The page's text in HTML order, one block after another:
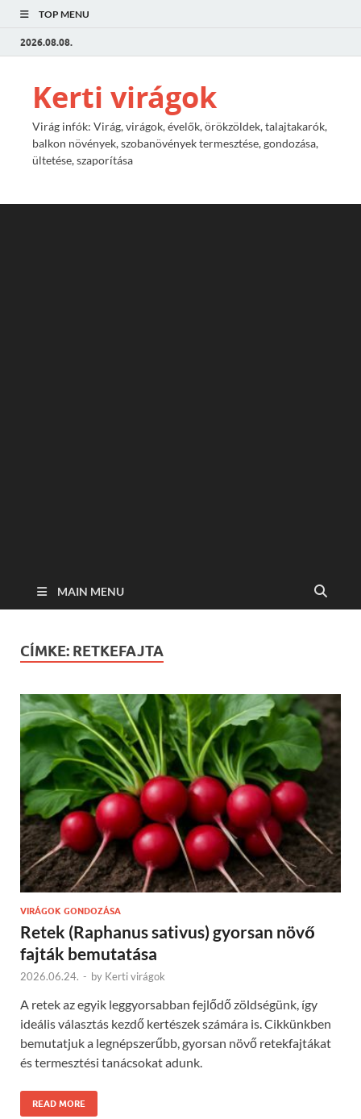
TOP MENU
2026.08.08.
Kerti virágok
Virág infók: Virág, virágok, évelők, örökzöldek, talajtakarók,
balkon növények, szobanövények termesztése, gondozása,
ültetése, szaporítása
MAIN MENU
CÍMKE: RETKEFAJTA
VIRÁGOK GONDOZÁSA
Retek (Raphanus sativus) gyorsan növő
fajták bemutatása
2026.06.24. - by Kerti virágok
A retek az egyik leggyorsabban fejlődő zöldségünk, így
ideális választás kezdő kertészek számára is. Cikkünkben
bemutatjuk a legnépszerűbb, gyorsan növő retekfajtákat
és termesztési tanácsokat adunk.
READ MORE